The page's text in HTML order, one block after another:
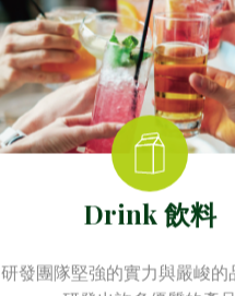
Drink 飲料
研發團隊堅強的實力與嚴峻的